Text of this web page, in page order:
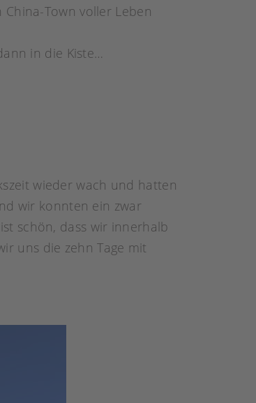
Town voller Leben
in die Kiste…
wieder wach und hatten
wir konnten ein zwar
schön, dass wir innerhalb
uns die zehn Tage mit